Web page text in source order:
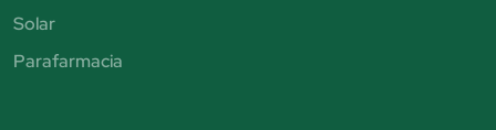
Solar
Parafarmacia